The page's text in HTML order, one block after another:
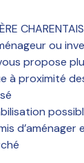
ou
propose
à proximité
d’aménager